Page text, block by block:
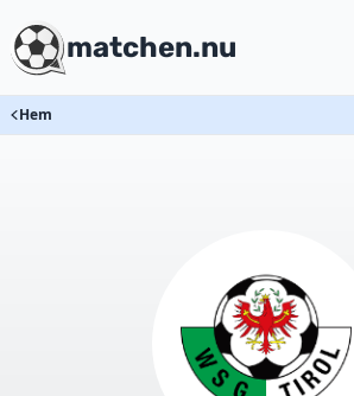
matchen.nu
Hem